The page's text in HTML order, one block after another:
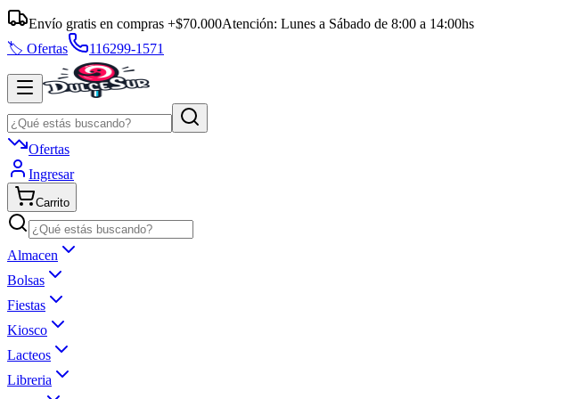
Envío gratis en compras +$70.000Atención: Lunes a Sábado de 8:00 a 14:00hs
🏷️ Ofertas
116299-1571
Ofertas
Ingresar
Carrito
Almacen
Bolsas
Fiestas
Kiosco
Lacteos
Libreria